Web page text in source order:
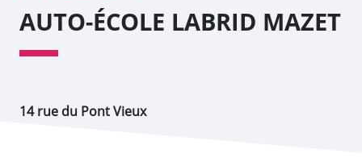
AUTO-ÉCOLE LABRID MAZET
14 rue du Pont Vieux